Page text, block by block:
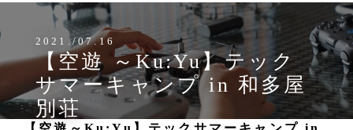
2021./07.16
【空遊 ～Ku:Yu】テック
サマーキャンプ in 和多屋
別荘